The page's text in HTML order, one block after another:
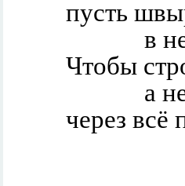
пусть
в
Чтобы
а
через всё